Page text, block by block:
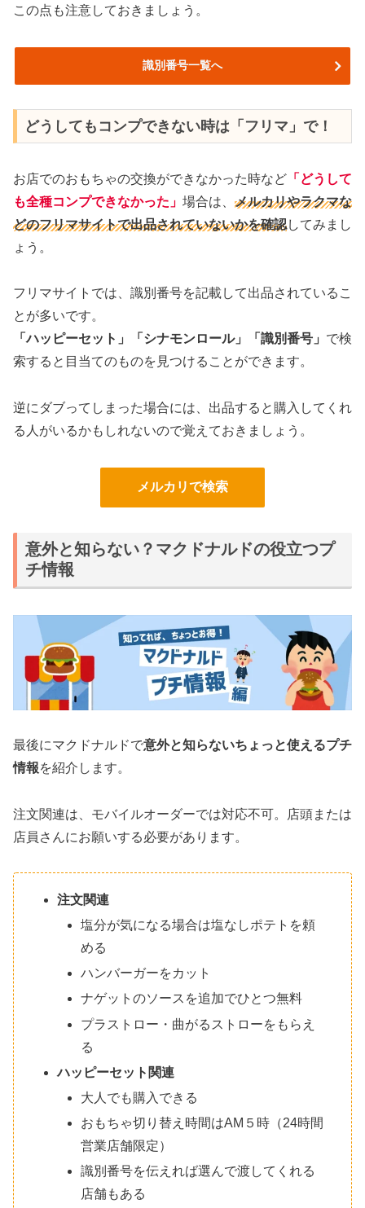
この点も注意しておきましょう。
識別番号一覧へ
どうしてもコンプできない時は「フリマ」で！
お店でのおもちゃの交換ができなかった時など 「どうして
も全種コンプできなかった」 場合は、 メルカリやラクマな
どのフリマサイトで出品されていないかを確認してみまし
ょう。
フリマサイトでは、識別番号を記載して出品されているこ
とが多いです。
「ハッピーセット」「シナモンロール」「識別番号」 で検
索すると目当てのものを見つけることができます。
逆にダブってしまった場合には、出品すると購入してくれ
る人がいるかもしれないので覚えておきましょう。
メルカリで検索
意外と知らない？マクドナルドの役立つプ
チ情報
最後にマクドナルドで意外と知らないちょっと使えるプチ
情報を紹介します。
注文関連は、モバイルオーダーでは対応不可。店頭または
店員さんにお願いする必要があります。
注文関連
塩分が気になる場合は塩なしポテトを頼
める
ハンバーガーをカット
ナゲットのソースを追加でひとつ無料
プラストロー・曲がるストローをもらえ
る
ハッピーセット関連
大人でも購入できる
おもちゃ切り替え時間はAM５時（24時間
営業店舗限定）
識別番号を伝えれば選んで渡してくれる
店舗もある